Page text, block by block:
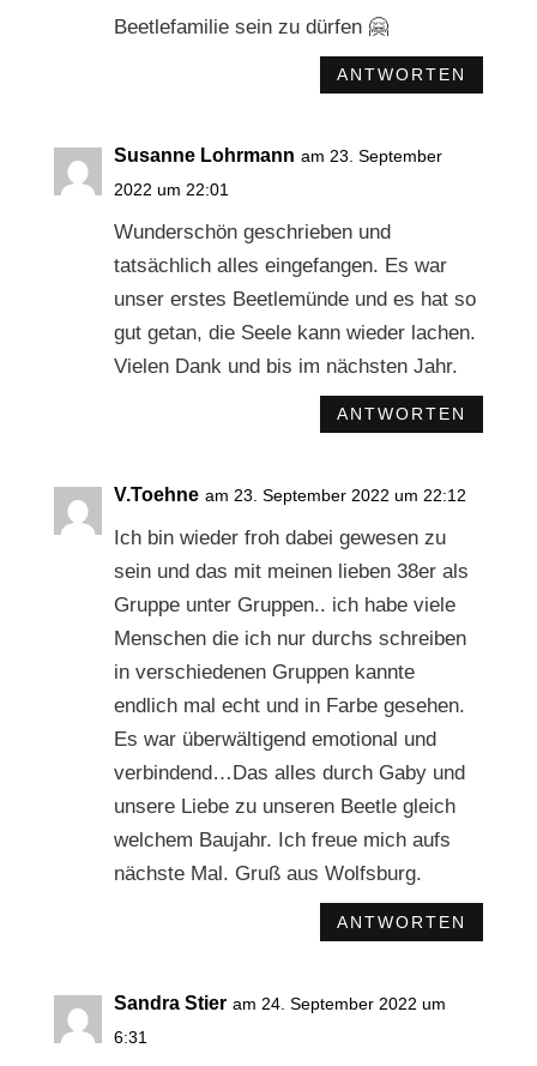
Beetlefamilie sein zu dürfen 🤗
ANTWORTEN
Susanne Lohrmann am 23. September
2022 um 22:01
Wunderschön geschrieben und
tatsächlich alles eingefangen. Es war
unser erstes Beetlemünde und es hat so
gut getan, die Seele kann wieder lachen.
Vielen Dank und bis im nächsten Jahr.
ANTWORTEN
V.Toehne am 23. September 2022 um 22:12
Ich bin wieder froh dabei gewesen zu
sein und das mit meinen lieben 38er als
Gruppe unter Gruppen.. ich habe viele
Menschen die ich nur durchs schreiben
in verschiedenen Gruppen kannte
endlich mal echt und in Farbe gesehen.
Es war überwältigend emotional und
verbindend…Das alles durch Gaby und
unsere Liebe zu unseren Beetle gleich
welchem Baujahr. Ich freue mich aufs
nächste Mal. Gruß aus Wolfsburg.
ANTWORTEN
Sandra Stier am 24. September 2022 um
6:31